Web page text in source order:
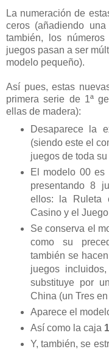
La numeración de
ceros (añadiendo
también, los
juegos pasan a ser
modelo pequeño).
Así pues, estas
primera serie de 1ª
ellas de madera):
Desaparece la
(siendo este el
juegos de toda
El modelo 00 es
presentando 8
ellos: la Ruleta
Casino y el
Se conserva el
como su
también se
juegos
substituye por
China (un Tres
Aparece el
Así como la caja 1
Y, también, se